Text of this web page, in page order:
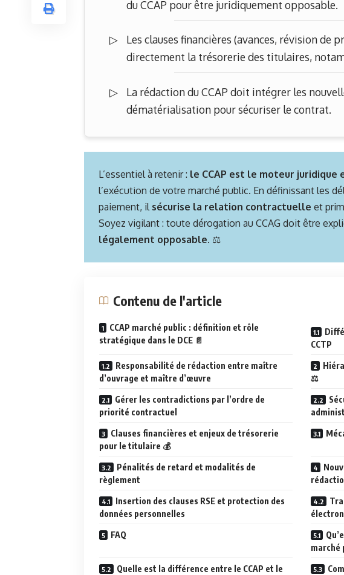
du CCAP pour être juridiquement opposable.
Les clauses financières (avances, révision de
directement la trésorerie des titulaires,
La rédaction du CCAP doit intégrer les
dématérialisation pour sécuriser le contrat.
L’essentiel à retenir : le CCAP est le moteur juridique
l’exécution de votre marché public. En définissant les
paiement, il sécurise la relation contractuelle et
Soyez vigilant : toute dérogation au CCAG doit être
légalement opposable. ⚖️
Contenu de l'article
CCAP marché public : définition et rôle
stratégique dans le DCE 📄
CCTP
Responsabilité de rédaction entre maître
d’ouvrage et maître d’œuvre
⚖️
Gérer les contradictions par l’ordre de
priorité contractuel
Clauses financières et enjeux de trésorerie
pour le titulaire 💰
Pénalités de retard et modalités de
règlement
Insertion des clauses RSE et protection des
données personnelles
FAQ
marché
Quelle est la différence entre le CCAP et le